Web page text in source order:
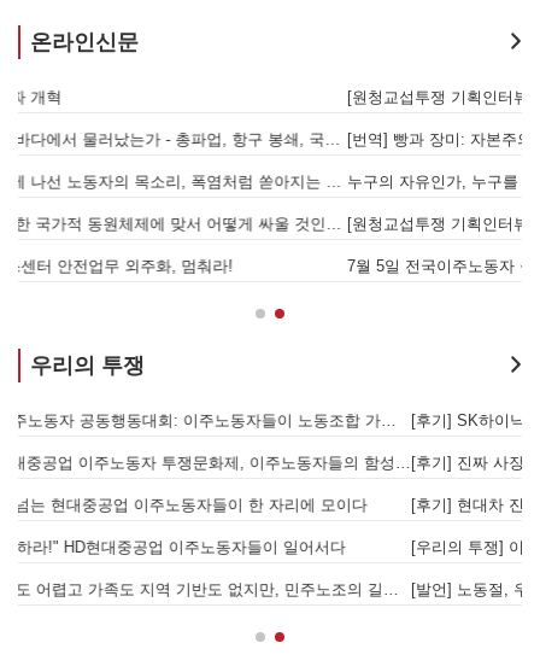
온라인신문
[원청교섭투쟁 기획인터뷰4] 원청교섭은 선택 아닌 필수! 7.15 총파업은 자본에 원청교섭 시작을 알리는 첫걸음이자 선전포고다
[번역] 빵과 장미: 자본주의 아래서의 젠더와 계급 (0) 들어가며
누구의 자유인가, 누구를 위한 자유인가 - 왜곡되고 박제된 광주를 넘어
[원청교섭투쟁 기획인터뷰3] 다가오는 구조조정, 원청책임 부품·서열노동자 총고용 보장을 요구하며 공동파업에 나섭시다! - 현대
7월 5일 전국이주노동자 공동행동대회: 이주노동자들이 노동조합 가입을 선언하다
우리의 투쟁
[후기] SK하이닉스·한화에어로스페이스 중대재해, 이윤 위해 생명안전을 위협하는 '첨단산업' 자본을 규탄하다
[후기] 진짜 사장 서울시와 국가를 앉히는 돌봄 노동자 투쟁을 위해
[후기] 현대차 진짜 사장 당장 나와! - 5월 28일 원청교섭 불응 현대차 규탄 금속노조 결의대회
[우리의 투쟁] 이스라엘의 가자지구 가스전 개발사업에 참여하는 한국석유공사 규탄 기자회견이 열리다.
[발언] 노동절, 우리는 끓어오르는 분노를 안고 이 자리에 섰습니다